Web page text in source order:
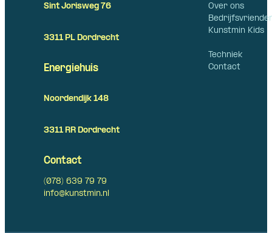
Over ons
Kunstmin Kids
Techniek
Contact
Sint Jorisweg 76
3311 PL Dordrecht
Energiehuis
Noordendijk 148
3311 RR Dordrecht
Contact
(078) 639 79 79
info@kunstmin.nl